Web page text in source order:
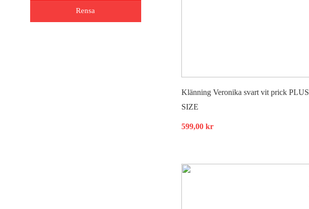
Rensa
Klänning Veronika svart vit prick PLUS
SIZE
599,00 kr